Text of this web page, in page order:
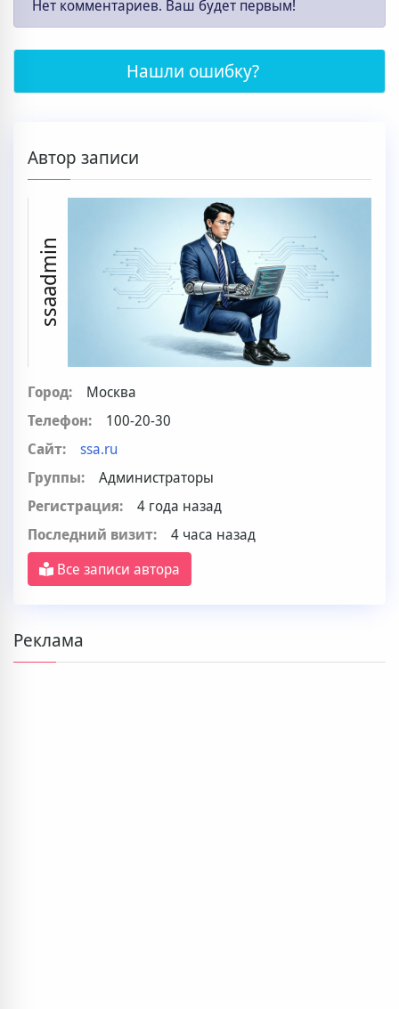
Нет комментариев. Ваш будет первым!
Нашли ошибку?
Автор записи
ssaadmin
Город:
Москва
Телефон:
100-20-30
Сайт:
ssa.ru
Группы:
Администраторы
Регистрация:
4 года назад
Последний визит:
4 часа назад
Все записи автора
Реклама